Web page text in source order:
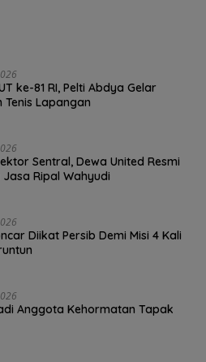
ke-81 RI, Pelti Abdya Gelar
Tenis Lapangan
Sentral, Dewa United Resmi
Ripal Wahyudi
Diikat Persib Demi Misi 4 Kali
Anggota Kehormatan Tapak